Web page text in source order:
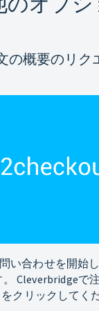
の概要のリク
い合わせを開始
Cleverbridgeで
クリックしてく